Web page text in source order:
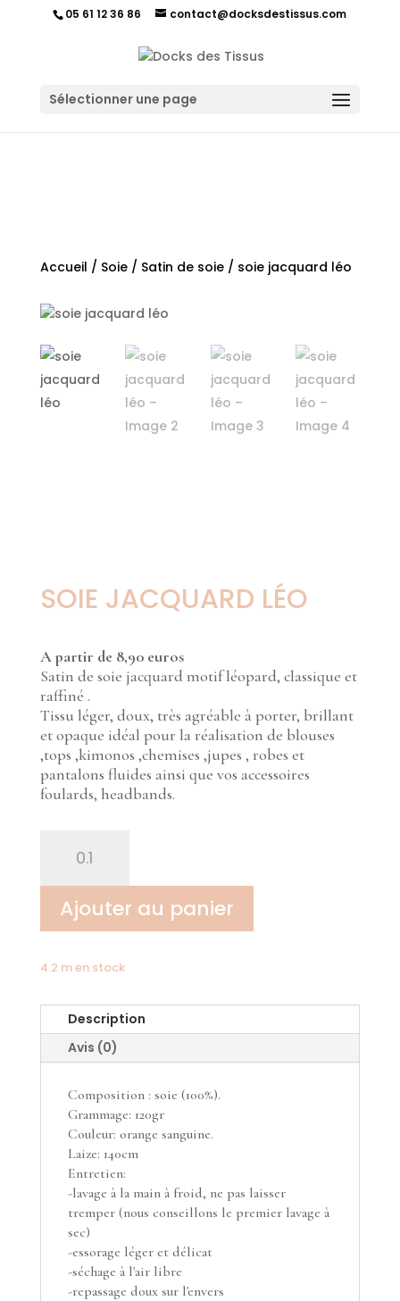
05 61 12 36 86 contact@docksdestissus.com
Sélectionner une page
Accueil / Soie/ Satin de soie/ soie jacquard léo
SOIE JACQUARD LÉO
A partir de 8,90 euros
Satin de soie jacquard motif léopard, classique et
raffiné .
Tissu léger, doux, très agréable à porter, brillant
et opaque idéal pour la réalisation de blouses
,tops ,kimonos ,chemises ,jupes , robes et
pantalons fluides ainsi que vos accessoires
foulards, headbands.
jacquard
Ajouter au panier
4.2 m en stock
Description
Avis (0)
Composition : soie (100%).
Grammage: 120gr
Couleur: orange sanguine.
Laize: 140cm
Entretien:
-lavage à la main à froid, ne pas laisser
tremper (nous conseillons le premier lavage à
sec)
-essorage léger et délicat
-séchage à l'air libre
-repassage doux sur l'envers